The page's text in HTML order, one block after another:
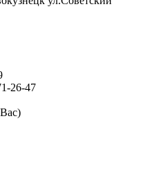
26-47